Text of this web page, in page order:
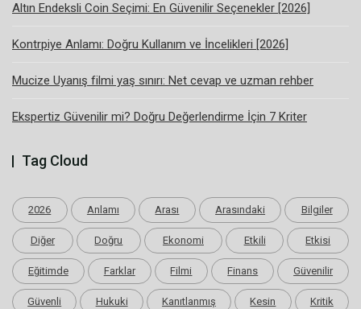
Altın Endeksli Coin Seçimi: En Güvenilir Seçenekler [2026]
Kontrpiye Anlamı: Doğru Kullanım ve İncelikleri [2026]
Mucize Uyanış filmi yaş sınırı: Net cevap ve uzman rehber
Ekspertiz Güvenilir mi? Doğru Değerlendirme İçin 7 Kriter
Tag Cloud
2026 Anlamı Arası Arasındaki Bilgiler
Diğer Doğru Ekonomi Etkili Etkisi
Eğitimde Farklar Filmi Finans Güvenilir
Güvenli Hukuki Kanıtlanmış Kesin Kritik